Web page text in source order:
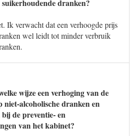
dranken?
Ik verwacht dat een verhoogde prijs
wel leidt tot minder verbruik
wijze een verhoging van de
alcoholische dranken en
de preventie- en
van het kabinet?